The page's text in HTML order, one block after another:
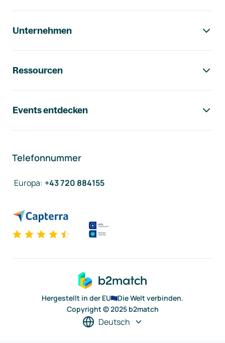
Unternehmen
Ressourcen
Events entdecken
Telefonnummer
Europa: +43 720 884155
Hergestellt in der EU
Die Welt verbinden.
Copyright © 2025 b2match
Deutsch